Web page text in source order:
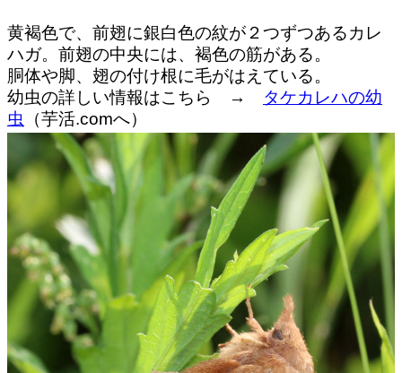
黄褐色で、前翅に銀白色の紋が２つずつあるカレ
ハガ。前翅の中央には、褐色の筋がある。
胴体や脚、翅の付け根に毛がはえている。
幼虫の詳しい情報はこちら → タケカレハの幼
虫 （芋活.comへ）